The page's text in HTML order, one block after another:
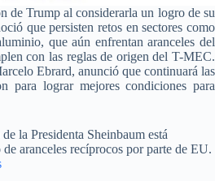
de Trump al considerarla un logro de su
que persisten retos en sectores como
que aún enfrentan aranceles del
con las reglas de origen del T-MEC.
Ebrard, anunció que continuará las
para lograr mejores condiciones para
la Presidenta Sheinbaum está
aranceles recíprocos por parte de EU.